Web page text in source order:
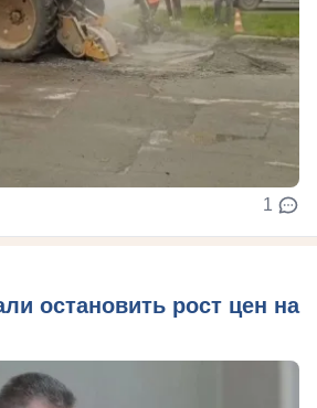
1
остановить рост цен на